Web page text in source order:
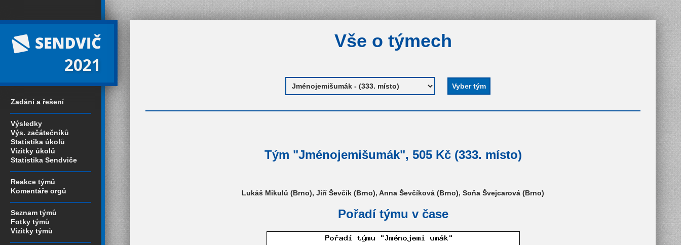
2021
Zadání a řešení
Výsledky
Výs. začátečníků
Statistika úkolů
Vizitky úkolů
Statistika Sendviče
Reakce týmů
Komentáře orgů
Seznam týmů
Fotky týmů
Vizitky týmů
Vše o týmech
Tým "Jménojemišumák", 505 Kč (333. místo)
Lukáš Mikulů (Brno), Jiří Ševčík (Brno), Anna Ševčíková (Brno), Soňa Švejcarová (Brno)
Pořadí týmu v čase